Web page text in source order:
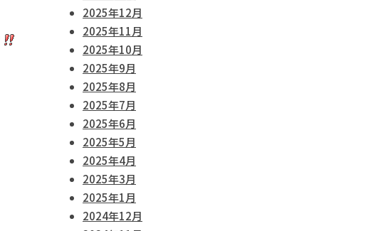
2025年12月
2025年11月
2025年10月
2025年9月
2025年8月
2025年7月
2025年6月
2025年5月
2025年4月
2025年3月
2025年1月
2024年12月